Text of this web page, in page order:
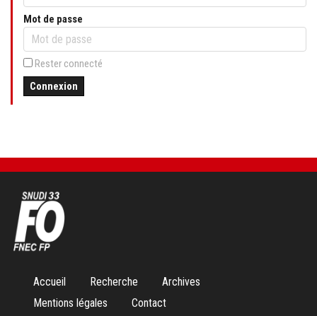
Mot de passe
Rester connecté
Connexion
Aller
contenu
Accueil Recherche
Archives
Mentions légales
Contact